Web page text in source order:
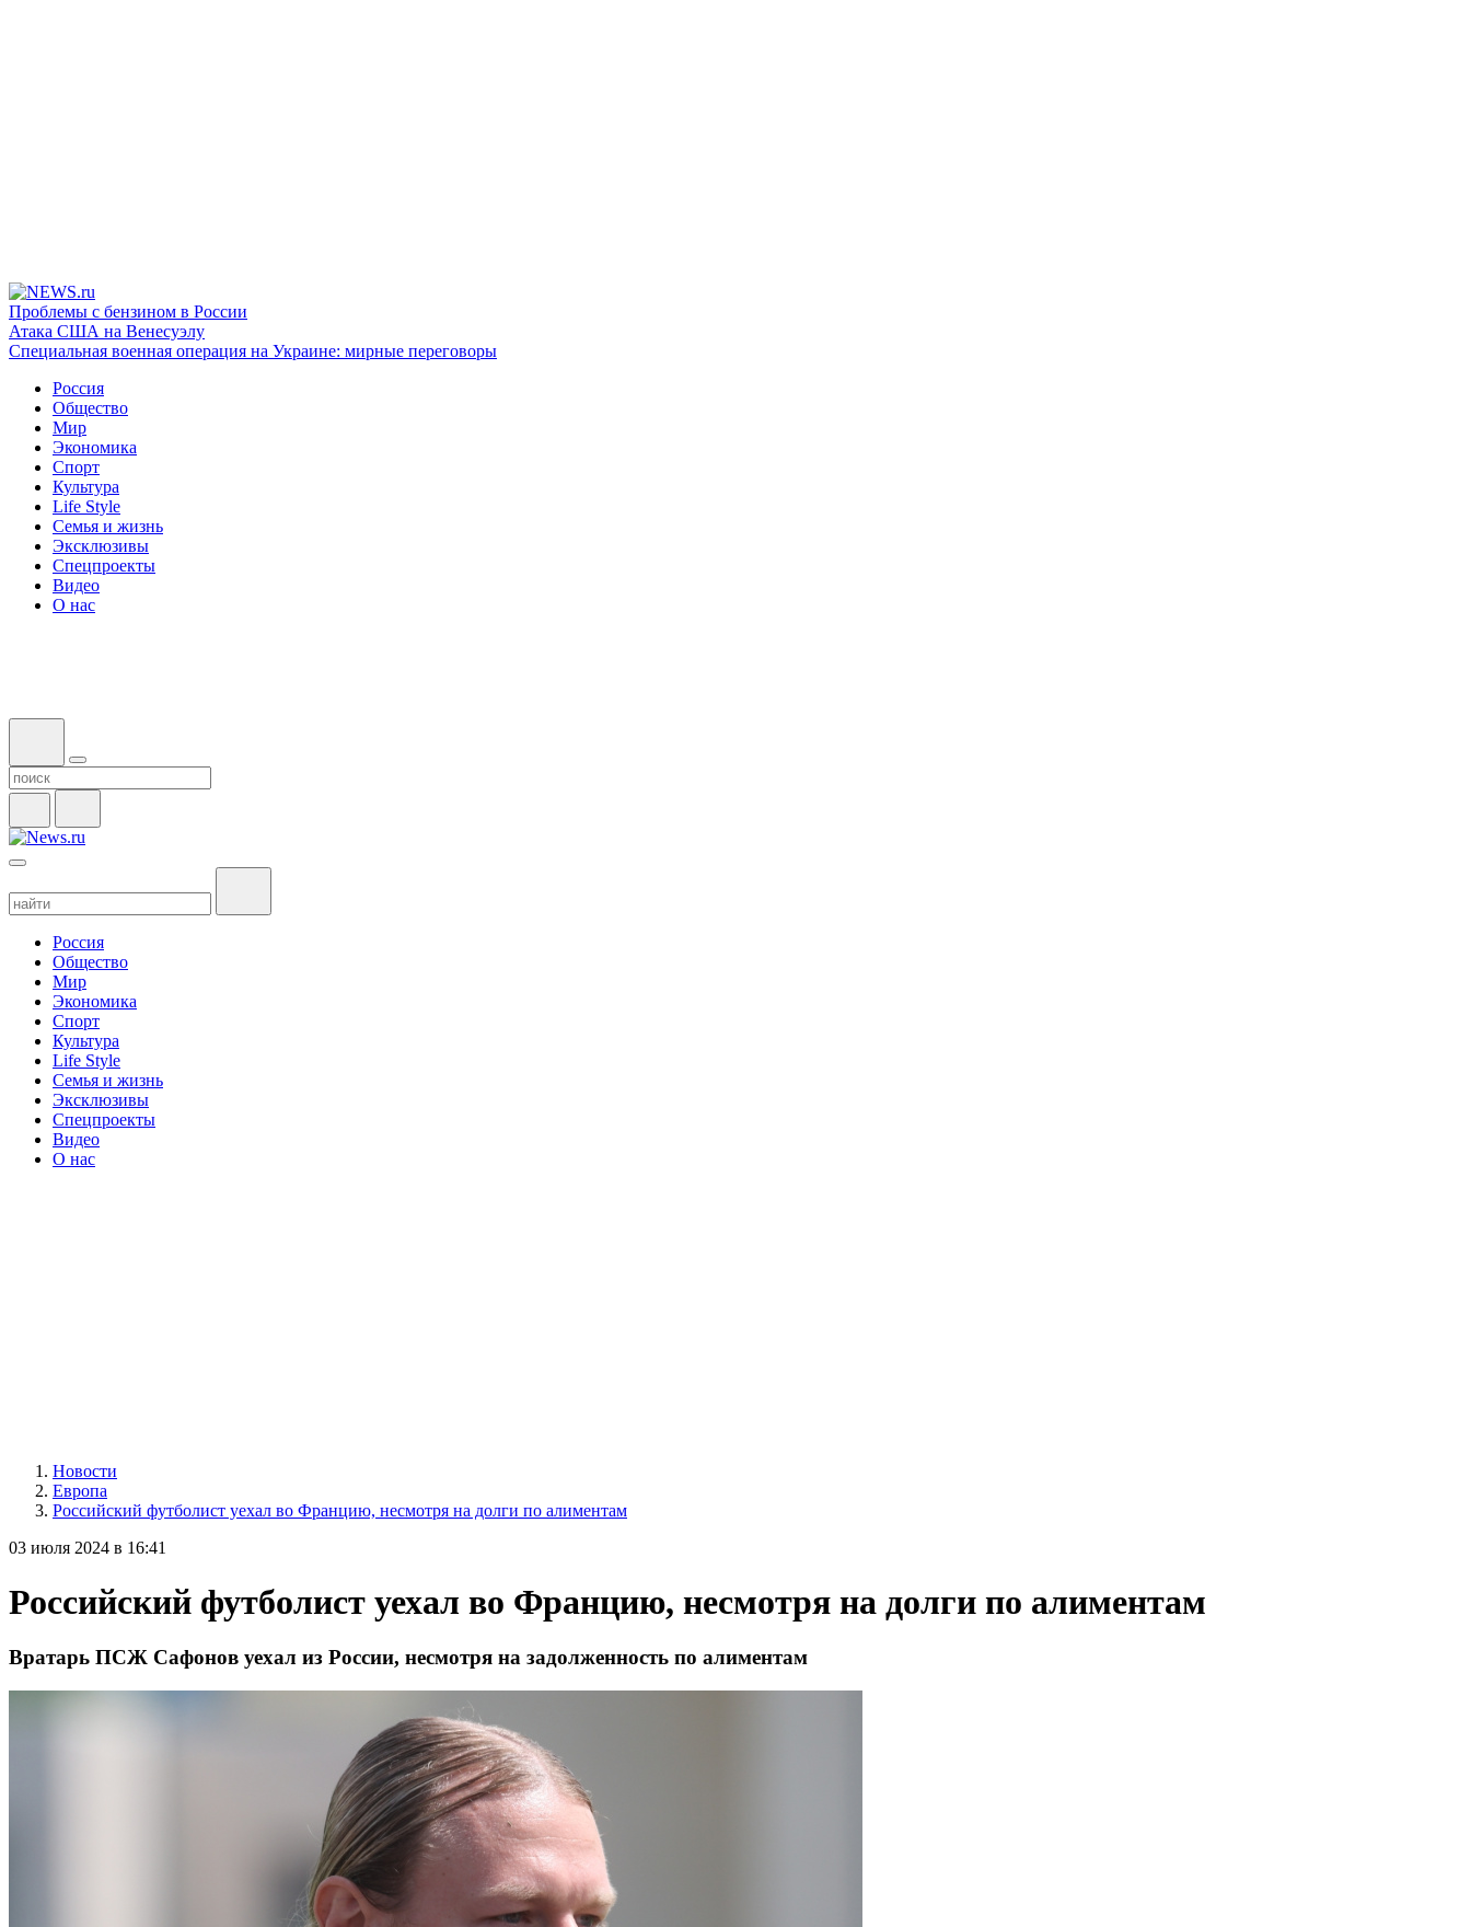
Проблемы с бензином в России
Атака США на Венесуэлу
Специальная военная операция на Украине: мирные переговоры
Россия
Общество
Мир
Экономика
Спорт
Культура
Life Style
Семья и жизнь
Эксклюзивы
Спецпроекты
Видео
О нас
Россия
Общество
Мир
Экономика
Спорт
Культура
Life Style
Семья и жизнь
Эксклюзивы
Спецпроекты
Видео
О нас
Новости
Европа
Российский футболист уехал во Францию, несмотря на долги по алиментам
03 июля 2024 в 16:41
Российский футболист уехал во Францию, несмотря на долги по алиментам
Вратарь ПСЖ Сафонов уехал из России, несмотря на задолженность по алиментам